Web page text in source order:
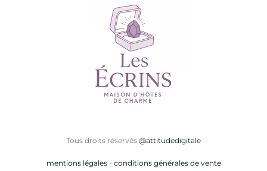
Tous droits réservés @attitudedigitale
mentions légales- conditions générales de vente